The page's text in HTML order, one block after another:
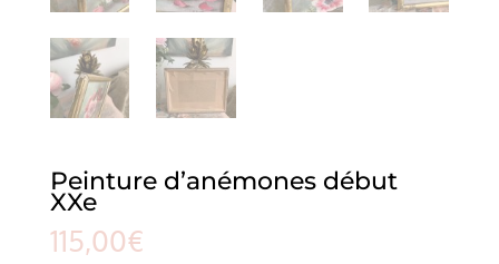
Peinture d’anémones début
XXe
115,00€